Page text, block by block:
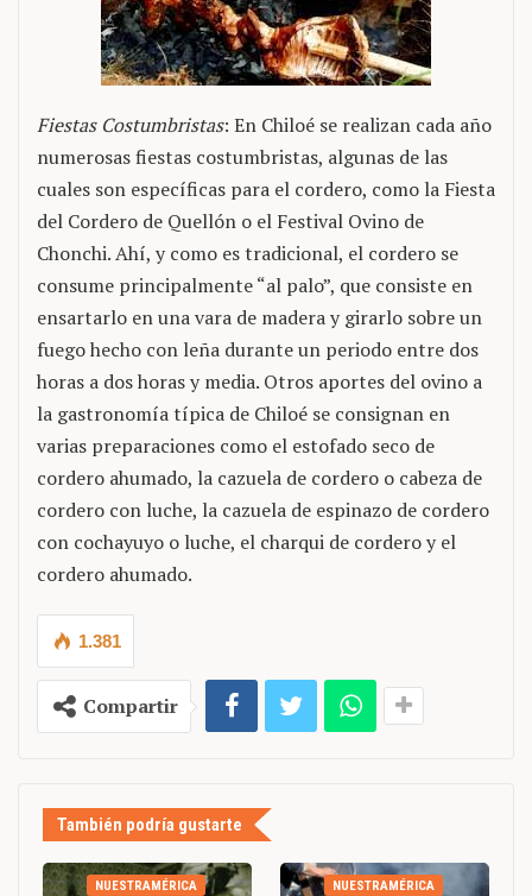
Fiestas Costumbristas: En Chiloé se realizan cada año
numerosas fiestas costumbristas, algunas de las
cuales son específicas para el cordero, como la Fiesta
del Cordero de Quellón o el Festival Ovino de
Chonchi. Ahí, y como es tradicional, el cordero se
consume principalmente “al palo”, que consiste en
ensartarlo en una vara de madera y girarlo sobre un
fuego hecho con leña durante un periodo entre dos
horas a dos horas y media. Otros aportes del ovino a
la gastronomía típica de Chiloé se consignan en
varias preparaciones como el estofado seco de
cordero ahumado, la cazuela de cordero o cabeza de
cordero con luche, la cazuela de espinazo de cordero
con cochayuyo o luche, el charqui de cordero y el
cordero ahumado.
1.381
Compartir
También podría gustarte
NUESTRAMÉRICA NUESTRAMÉRICA